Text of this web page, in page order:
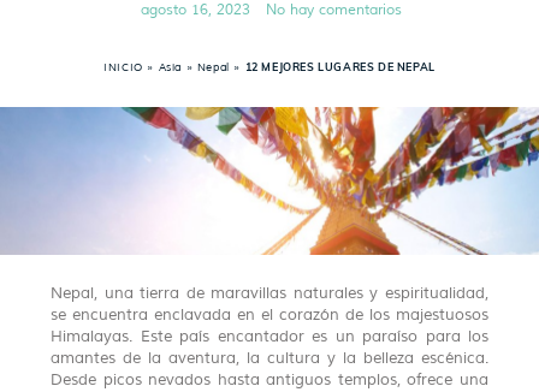
agosto 16, 2023 No hay comentarios
INICIO » Asia » Nepal » 12 MEJORES LUGARES DE NEPAL
Nepal, una tierra de maravillas naturales y espiritualidad,
se encuentra enclavada en el corazón de los majestuosos
Himalayas. Este país encantador es un paraíso para los
amantes de la aventura, la cultura y la belleza escénica.
Desde picos nevados hasta antiguos templos, ofrece una